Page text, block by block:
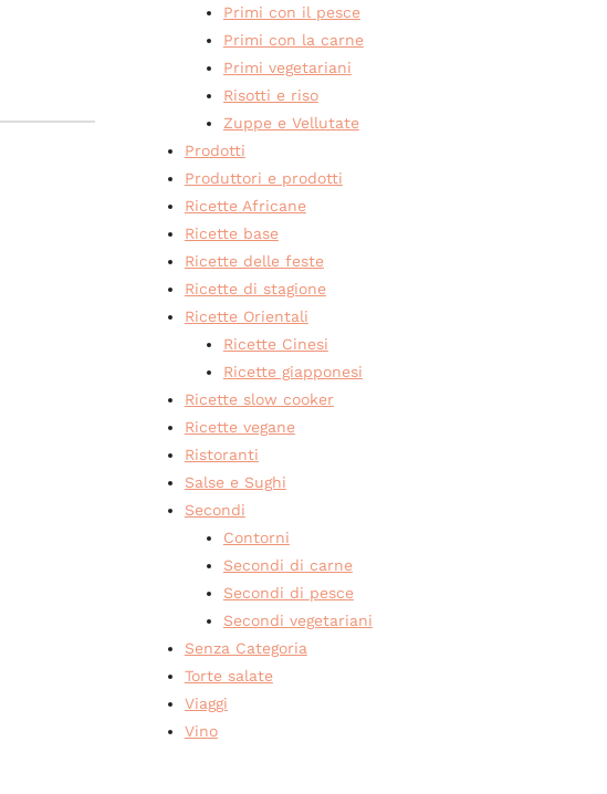
Primi con il pesce
Primi con la carne
Primi vegetariani
Risotti e riso
Zuppe e Vellutate
Prodotti
Produttori e prodotti
Ricette Africane
Ricette base
Ricette delle feste
Ricette di stagione
Ricette Orientali
Ricette Cinesi
Ricette giapponesi
Ricette slow cooker
Ricette vegane
Ristoranti
Salse e Sughi
Secondi
Contorni
Secondi di carne
Secondi di pesce
Secondi vegetariani
Senza Categoria
Torte salate
Viaggi
Vino